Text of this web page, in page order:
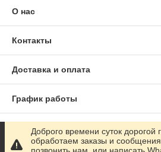
О нас
Контакты
Доставка и оплата
График работы
Полная версия сайта
Доброго времени суток дорогой
обработаем заказы и